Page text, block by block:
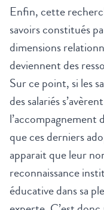
Enfin, cette
savoirs constitués
dimensions
deviennent des
Sur ce point, si les
des salariés
que ces derniers
apparait que leur
reconnaissance
éducative dans sa